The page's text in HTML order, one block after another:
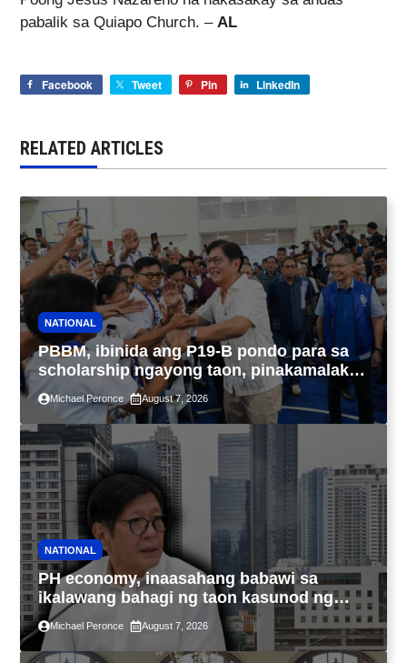
pabalik sa Quiapo Church. – AL
Facebook Tweet Pin LinkedIn
RELATED ARTICLES
NATIONAL
PBBM, ibinida ang P19-B pondo para sa
scholarship ngayong taon, pinakamalaki
sa kasaysayan ng TESDA
Michael Peronce August 7, 2026
NATIONAL
PH economy, inaasahang babawi sa
ikalawang bahagi ng taon kasunod ng
2.3% GDP dulot ng Middle East war,
pagkaantala ng public construction
Michael Peronce August 7, 2026